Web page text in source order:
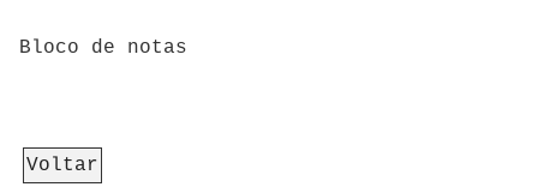
Bloco de notas
Voltar